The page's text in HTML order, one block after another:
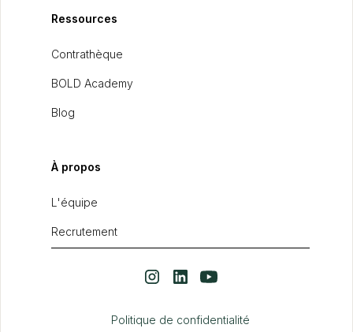
Ressources
Contrathèque
BOLD Academy
Blog
À propos
L'équipe
Recrutement
Politique de confidentialité